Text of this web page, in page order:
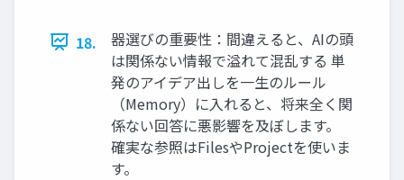
18.
器選びの重要性：間違えると、AIの頭
は関係ない情報で溢れて混乱する 単
発のアイデア出しを一生のルール
（Memory）に入れると、将来全く関
係ない回答に悪影響を及ぼします。
確実な参照はFilesやProjectを使いま
す。